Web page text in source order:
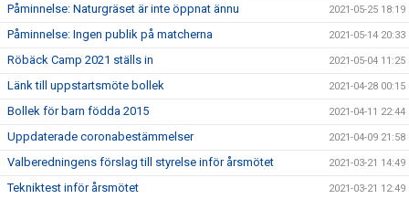
Påminnelse: Naturgräset är inte öppnat ännu 2021-05-25 18:19
Påminnelse: Ingen publik på matcherna 2021-05-14 20:33
Röbäck Camp 2021 ställs in 2021-05-04 11:25
Länk till uppstartsmöte bollek 2021-04-28 00:15
Bollek för barn födda 2015 2021-04-11 22:44
Uppdaterade coronabestämmelser 2021-04-09 21:58
Valberedningens förslag till styrelse inför årsmötet 2021-03-21 14:49
Tekniktest inför årsmötet 2021-03-21 12:49